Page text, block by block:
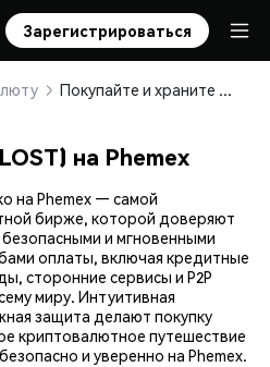
Зарегистрироваться
Покупайте и храните Lost (LOST) безопасно
на Phemex
на Phemex — самой
бирже, которой доверяют
и мгновенными
оплаты, включая кредитные
сторонние сервисы и P2P
миру. Интуитивная
защита делают покупку
криптовалютное путешествие
и уверенно на Phemex.